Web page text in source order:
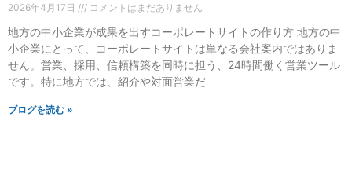
2026年4月17日 コメントはまだありません
地方の中小企業が成果を出すコーポレートサイトの作り方 地方の中
小企業にとって、コーポレートサイトは単なる会社案内ではありま
せん。営業、採用、信頼構築を同時に担う、24時間働く営業ツール
です。特に地方では、紹介や対面営業だ
ブログを読む »